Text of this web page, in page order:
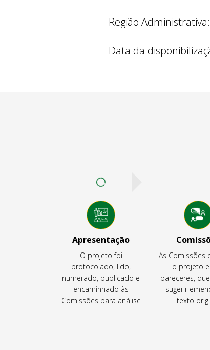
Região Administrativa:
Data da
Apresentação
O projeto foi
protocolado, lido,
numerado, publicado e
encaminhado às
Comissões para análise
As Comissões
o projeto
pareceres,
sugerir
texto